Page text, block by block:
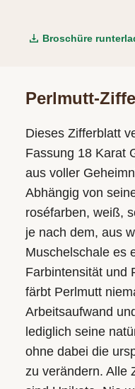
Broschüre
Perlmutt-
Dieses Zifferblatt
Fassung 18 Karat
aus voller
Abhängig von
roséfarben, weiß,
je nach dem, aus
Muschelschale es
Farbintensität und
färbt Perlmutt
Arbeitsaufwand
lediglich seine
ohne dabei die
zu verändern. Alle